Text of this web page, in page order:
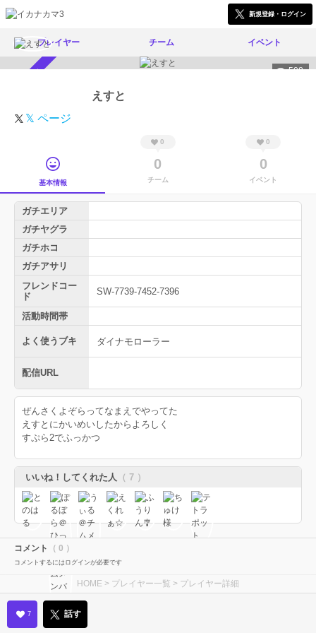
新規登録・ログイン
プレイヤー チーム イベント
508
えすと
𝕏 ページ
基本情報
0
0
チーム
0
0
イベント
ガチエリア
ガチヤグラ
ガチホコ
ガチアサリ
フレンドコー
ド
SW-7739-7452-7396
活動時間帯
よく使うブキ ダイナモローラー
配信URL
ぜんさくよぞらってなまえでやってた
えすとにかいめいしたからよろしく
すぷら2でふっかつ
いいね！してくれた人 （ 7 ）
コメント （ 0 ）
コメントするにはログインが必要です
HOME > プレイヤー一覧 > プレイヤー詳細
7 話す